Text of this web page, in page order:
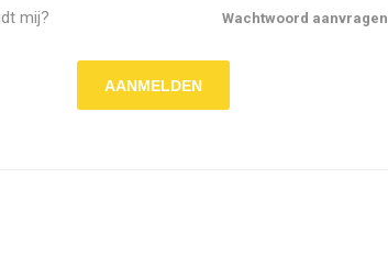
Wachtwoord aanvragen
mij?
AANMELDEN